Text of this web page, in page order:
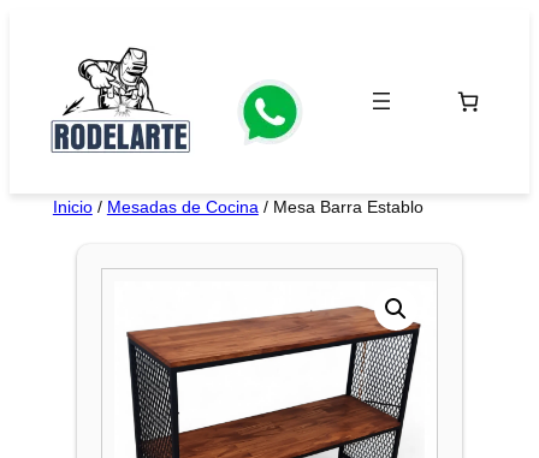
contenido
Inicio/ Mesadas de Cocina / Mesa Barra Establo